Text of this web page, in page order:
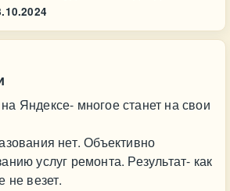
Яндексе- многое станет на свои
нет. Объективно
услуг ремонта. Результат- как
не везет.